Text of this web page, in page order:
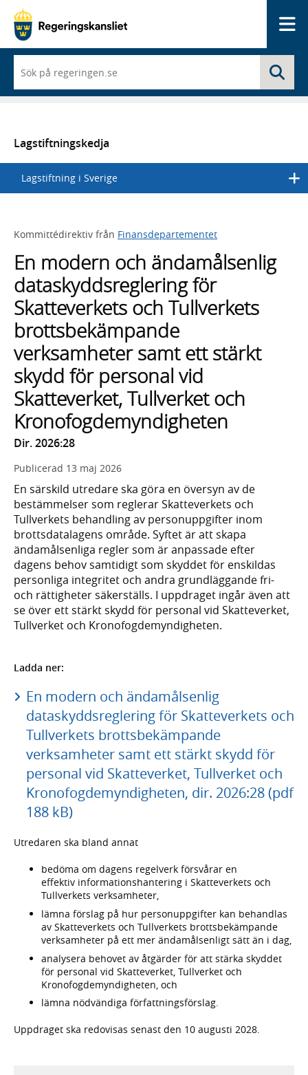
du
börjar
skriva
en
lista
med
sökförslag
Lagstiftningskedja
Lagstiftning i Sverige
Kommittédirektiv från Finansdepartementet
En modern och ändamålsenlig
dataskyddsreglering för
Skatteverkets och Tullverkets
brottsbekämpande
verksamheter samt ett stärkt
skydd för personal vid
Skatteverket, Tullverket och
Kronofogdemyndigheten
Dir. 2026:28
Publicerad 13 maj 2026
En särskild utredare ska göra en översyn av de
bestämmelser som reglerar Skatteverkets och
Tullverkets behandling av personuppgifter inom
brottsdatalagens område. Syftet är att skapa
ändamålsenliga regler som är anpassade efter
dagens behov samtidigt som skyddet för enskildas
personliga integritet och andra grundläggande fri-
och rättigheter säkerställs. I uppdraget ingår även att
se över ett stärkt skydd för personal vid Skatteverket,
Tullverket och Kronofogdemyndigheten.
Ladda ner:
En modern och ändamålsenlig
dataskyddsreglering för Skatteverkets och
Tullverkets brottsbekämpande
verksamheter samt ett stärkt skydd för
personal vid Skatteverket, Tullverket och
Kronofogdemyndigheten, dir. 2026:28 (pdf
188 kB)
Utredaren ska bland annat
bedöma om dagens regelverk försvårar en
effektiv informationshantering i Skatteverkets och
Tullverkets verksamheter,
lämna förslag på hur personuppgifter kan behandlas
av Skatteverkets och Tullverkets brottsbekämpande
verksamheter på ett mer ändamålsenligt sätt än i dag,
analysera behovet av åtgärder för att stärka skyddet
för personal vid Skatteverket, Tullverket och
Kronofogdemyndigheten, och
lämna nödvändiga författningsförslag.
Uppdraget ska redovisas senast den 10 augusti 2028.